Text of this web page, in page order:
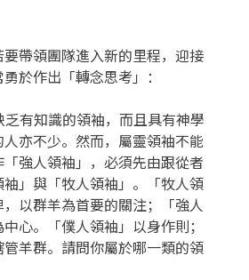
帶領團隊進入新的里程，迎接
於作出「轉念思考」：
有知識的領袖，而且具有神學
亦不少。然而，屬靈領袖不能
強人領袖」，必須先由跟從者
」與「牧人領袖」。「牧人領
以群羊為首要的關注；「強人
心。「僕人領袖」以身作則；
管羊群。請問你屬於哪一類的領